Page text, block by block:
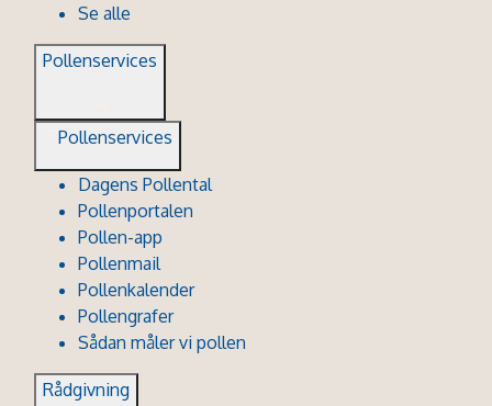
Se alle
Pollenservices
Pollenservices
Dagens Pollental
Pollenportalen
Pollen-app
Pollenmail
Pollenkalender
Pollengrafer
Sådan måler vi pollen
Rådgivning